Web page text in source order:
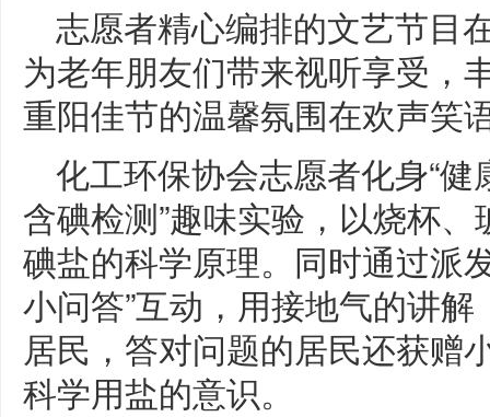
志愿者精心编排的文艺节目
为老年朋友们带来视听享受，
重阳佳节的温馨氛围在欢声笑
化工环保协会志愿者化身“健
含碘检测”趣味实验，以烧杯
碘盐的科学原理。同时通过派
小问答”互动，用接地气的讲
居民，答对问题的居民还获赠
科学用盐的意识。